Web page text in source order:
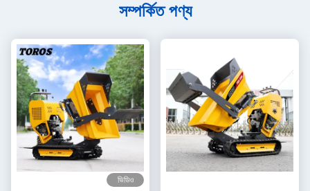
সম্পর্কিত পণ্য
ভিডিও